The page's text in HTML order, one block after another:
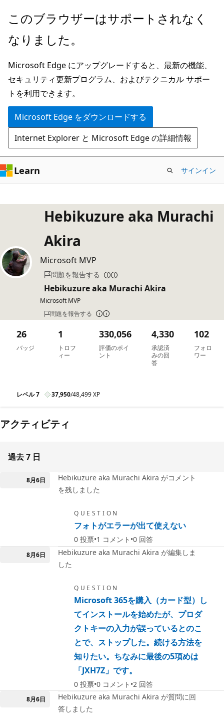
メ
ン
ン
テ
ン
ツ
に
ス
キ
ッ
プ
このブラウザーはサポートされなく
なりました。
Microsoft Edge にアップグレードすると、最新の機能、
セキュリティ更新プログラム、およびテクニカル サポー
トを利用できます。
Microsoft Edge をダウンロードする
Internet Explorer と Microsoft Edge の詳細情報
Learn サインイン
Hebikuzure aka Murachi
Akira
Microsoft MVP
問題を報告する
Hebikuzure aka Murachi Akira
Microsoft MVP
問題を報告する
バッジ
26
トロフ
ィー
1
評価のポイ
ント
330,056
承認済
みの回
答
4,330
フォロ
ワー
102
レベル 7 37,950/48,499 XP
アクティビティ
過去 7 日
8月6日
Hebikuzure aka Murachi Akira がコメント
を残しました
QUESTION
フォトがエラーが出て使えない
0 投票 1 コメント 0 回答
8月6日
Hebikuzure aka Murachi Akira が編集しま
した
QUESTION
Microsoft 365を購入（カード型）し
てインストールを始めたが、プロダ
クトキーの入力が誤っているとのこ
とで、ストップした。続ける方法を
知りたい。ちなみに最後の5項めは
「JXH7Z」です。
0 投票 0 コメント 2 回答
8月6日
Hebikuzure aka Murachi Akira が質問に回
答しました